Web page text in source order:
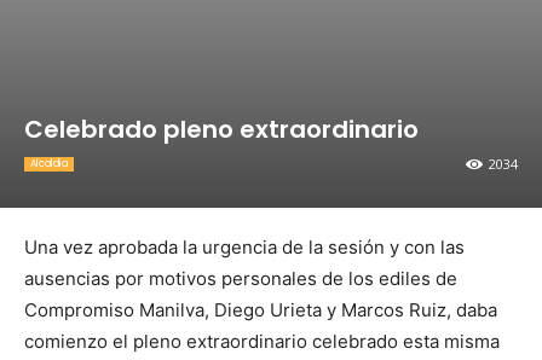
Celebrado pleno extraordinario
2034
Alcaldia
Una vez aprobada la urgencia de la sesión y con las
ausencias por motivos personales de los ediles de
Compromiso Manilva, Diego Urieta y Marcos Ruiz, daba
comienzo el pleno extraordinario celebrado esta misma